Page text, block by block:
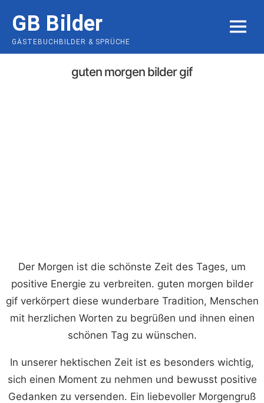
content
GB Bilder
GÄSTEBUCHBILDER & SPRÜCHE
MENU
guten morgen bilder gif
Der Morgen ist die schönste Zeit des Tages, um
positive Energie zu verbreiten. guten morgen bilder
gif verkörpert diese wunderbare Tradition, Menschen
mit herzlichen Worten zu begrüßen und ihnen einen
schönen Tag zu wünschen.
In unserer hektischen Zeit ist es besonders wichtig,
sich einen Moment zu nehmen und bewusst positive
Gedanken zu versenden. Ein liebevoller Morgengruß